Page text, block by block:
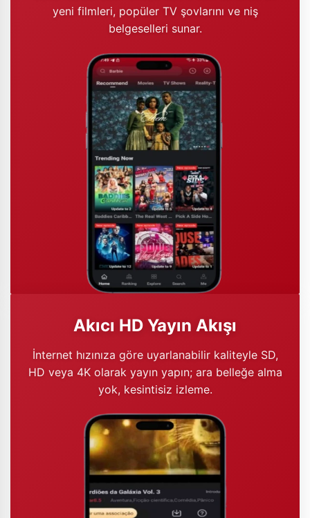
yeni filmleri, popüler TV şovlarını ve niş
belgeselleri sunar.
Akıcı HD Yayın Akışı
İnternet hızınıza göre uyarlanabilir kaliteyle SD,
HD veya 4K olarak yayın yapın; ara belleğe alma
yok, kesintisiz izleme.